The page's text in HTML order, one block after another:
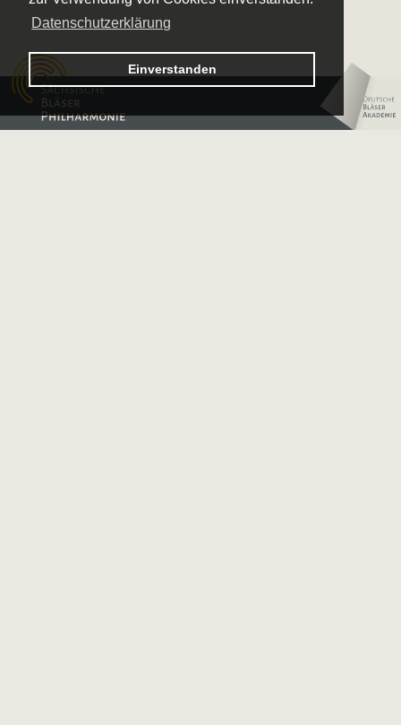
Datenschutzerklärung
Einverstanden
Logo
–
Sächsische
Bläserphilharmonie
Logo
Deutsche